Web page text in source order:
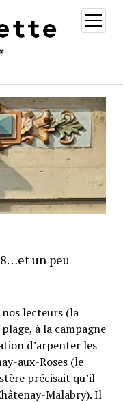
ouvrir
menu
un peu
nos lecteurs (la
à la campagne
d’arpenter les
aux-Roses (le
précisait qu’il
Malabry). Il